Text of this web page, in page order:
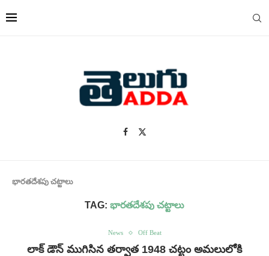
భారతదేశపు చట్టాలు
TAG: భారతదేశపు చట్టాలు
News Off Beat
లాక్ డౌన్ ముగిసిన తర్వాత 1948 చట్టం అమలులోకి